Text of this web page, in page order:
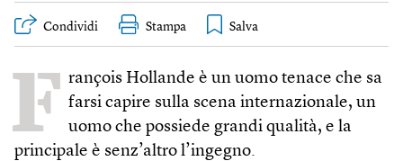
Condividi Stampa
F rançois Hollande è un uomo tenace che sa
farsi capire sulla scena internazionale, un
uomo che possiede grandi qualità, e la
principale è senz’altro l’ingegno.